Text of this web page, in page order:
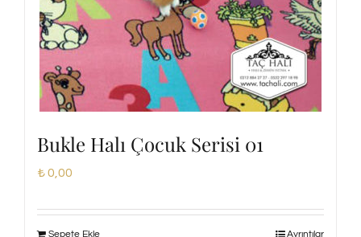
Bukle Halı Çocuk Serisi 01
₺0,00
Sepete Ekle Ayrıntılar